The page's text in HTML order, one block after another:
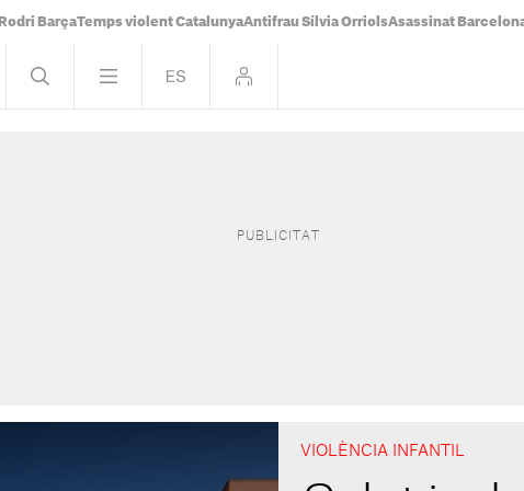
Rodri BarçaTemps violent CatalunyaAntifrau Sílvia OrriolsAsassinat
VIOLÈNCIA INFANTIL